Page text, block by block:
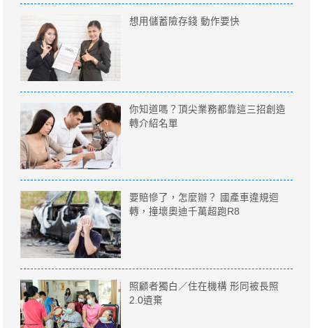
想用儲蓄險存錢 動作要快
你知道嗎？頂尖業務都靠這三招創造
轉介紹名單
要賠慘了，怎麼辦？ 國產車違規迴
轉，撞壞奧迪千萬超跑R8
照顧者獨白／住在機構 形同被長照
2.0遺棄